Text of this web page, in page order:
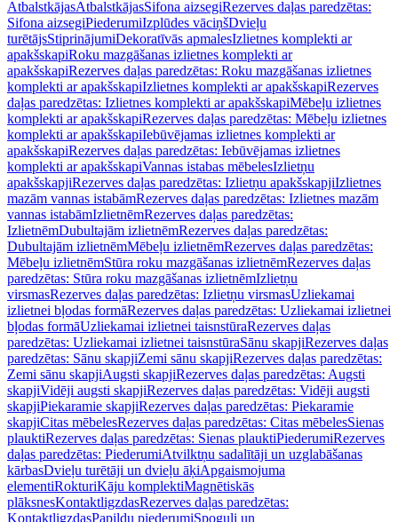
AtbalstkājasAtbalstkājasSifona aizsegiRezerves daļas paredzētas:
Sifona aizsegiPiederumiIzplūdes vāciņšDvieļu
turētājsStiprinājumiDekoratīvās apmalesIzlietnes komplekti ar
apakšskapiRoku mazgāšanas izlietnes komplekti ar
apakšskapiRezerves daļas paredzētas: Roku mazgāšanas izlietnes
komplekti ar apakšskapiIzlietnes komplekti ar apakšskapiRezerves
daļas paredzētas: Izlietnes komplekti ar apakšskapiMēbeļu izlietnes
komplekti ar apakšskapiRezerves daļas paredzētas: Mēbeļu izlietnes
komplekti ar apakšskapiIebūvējamas izlietnes komplekti ar
apakšskapiRezerves daļas paredzētas: Iebūvējamas izlietnes
komplekti ar apakšskapiVannas istabas mēbelesIzlietņu
apakšskapjiRezerves daļas paredzētas: Izlietņu apakšskapjiIzlietnes
mazām vannas istabāmRezerves daļas paredzētas: Izlietnes mazām
vannas istabāmIzlietnēmRezerves daļas paredzētas:
IzlietnēmDubultajām izlietnēmRezerves daļas paredzētas:
Dubultajām izlietnēmMēbeļu izlietnēmRezerves daļas paredzētas:
Mēbeļu izlietnēmStūra roku mazgāšanas izlietnēmRezerves daļas
paredzētas: Stūra roku mazgāšanas izlietnēmIzlietņu
virsmasRezerves daļas paredzētas: Izlietņu virsmasUzliekamai
izlietnei bļodas formāRezerves daļas paredzētas: Uzliekamai izlietnei
bļodas formāUzliekamai izlietnei taisnstūraRezerves daļas
paredzētas: Uzliekamai izlietnei taisnstūraSānu skapjiRezerves daļas
paredzētas: Sānu skapjiZemi sānu skapjiRezerves daļas paredzētas:
Zemi sānu skapjiAugsti skapjiRezerves daļas paredzētas: Augsti
skapjiVidēji augsti skapjiRezerves daļas paredzētas: Vidēji augsti
skapjiPiekaramie skapjiRezerves daļas paredzētas: Piekaramie
skapjiCitas mēbelesRezerves daļas paredzētas: Citas mēbelesSienas
plauktiRezerves daļas paredzētas: Sienas plauktiPiederumiRezerves
daļas paredzētas: PiederumiAtvilktņu sadalītāji un uzglabāšanas
kārbasDvieļu turētāji un dvieļu āķiApgaismojuma
elementiRokturiKāju komplektiMagnētiskās
plāksnesKontaktligzdasRezerves daļas paredzētas:
KontaktligzdasPapildu piederumiSpoguļi un